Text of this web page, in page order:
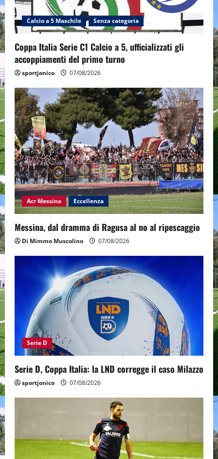
Calcio a 5 Maschile Senza categoria
Coppa Italia Serie C1 Calcio a 5, ufficializzati gli
accoppiamenti del primo turno
sportjonico 07/08/2026
Acr Messina Eccellenza
Messina, dal dramma di Ragusa al no al ripescaggio
Di Mimmo Muscolino 07/08/2026
Serie D
Serie D, Coppa Italia: la LND corregge il caso Milazzo
sportjonico 07/08/2026